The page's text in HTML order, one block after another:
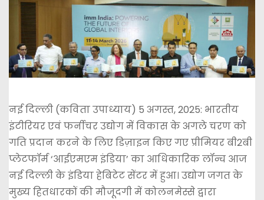
नई दिल्ली (कविता उपाध्याय) 5 अगस्त, 2025: भारतीय
इंटीरियर एवं फर्नीचर उद्योग में विकास के अगले चरण को
गति प्रदान करने के लिए डिज़ाइन किए गए प्रीमियर बी2बी
प्लेटफॉर्म ‘आईएमएम इंडिया’ का आधिकारिक लॉन्च आज
नई दिल्ली के इंडिया हेबिटेट सेंटर में हुआ। उद्योग जगत के
मुख्य हितधारकों की मौजूदगी में कोलनमेस्से द्वारा